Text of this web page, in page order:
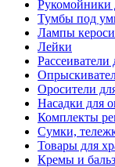
Рукомойники
Тумбы под
Лампы
Лейки
Рассеиватели
Оросители
Насадки для
Комплекты
Сумки,
Товары для
Кремы и